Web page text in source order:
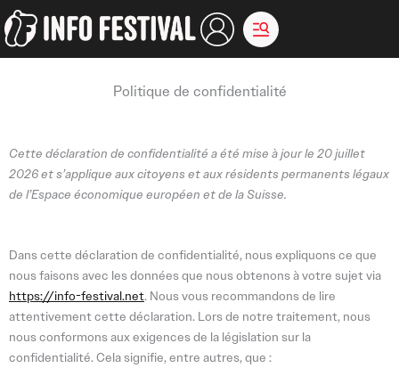
Aller
au
contenu
Politique de confidentialité
Cette déclaration de confidentialité a été mise à jour le 20 juillet
2026 et s’applique aux citoyens et aux résidents permanents légaux
de l’Espace économique européen et de la Suisse.
Dans cette déclaration de confidentialité, nous expliquons ce que
nous faisons avec les données que nous obtenons à votre sujet via
https://info-festival.net. Nous vous recommandons de lire
attentivement cette déclaration. Lors de notre traitement, nous
nous conformons aux exigences de la législation sur la
confidentialité. Cela signifie, entre autres, que :